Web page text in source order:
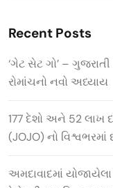
Recent Posts
‘ગેટ સેટ ગો’ –
રોમાંચનો નવો અધ્યાય
177 દેશો અને 52 લાખ
(JOJO) નો વિશ્વભરમાં
અમદાવાદમાં